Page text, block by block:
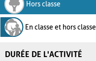
Hors classe
En classe et hors classe
DURÉE DE L'ACTIVITÉ